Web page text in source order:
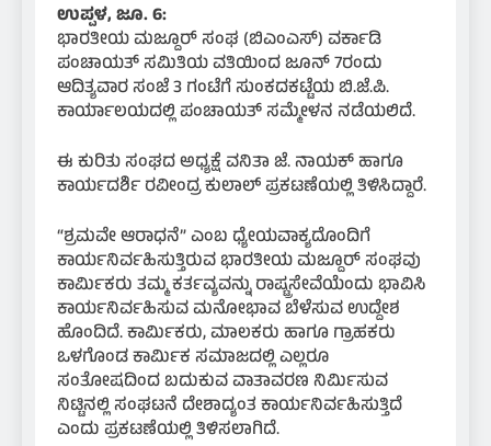
ಉಪ್ಪಳ, ಜೂ. 6:
ಭಾರತೀಯ ಮಜ್ದೂರ್ ಸಂಘ (ಬಿಎಂಎಸ್) ವರ್ಕಾಡಿ
ಪಂಚಾಯತ್ ಸಮಿತಿಯ ವತಿಯಿಂದ ಜೂನ್ 7ರಂದು
ಆದಿತ್ಯವಾರ ಸಂಜೆ 3 ಗಂಟೆಗೆ ಸುಂಕದಕಟ್ಟೆಯ ಬಿ.ಜೆ.ಪಿ.
ಕಾರ್ಯಾಲಯದಲ್ಲಿ ಪಂಚಾಯತ್ ಸಮ್ಮೇಳನ ನಡೆಯಲಿದೆ.
ಈ ಕುರಿತು ಸಂಘದ ಅಧ್ಯಕ್ಷೆ ವನಿತಾ ಜೆ. ನಾಯಕ್ ಹಾಗೂ
ಕಾರ್ಯದರ್ಶಿ ರವೀಂದ್ರ ಕುಲಾಲ್ ಪ್ರಕಟಣೆಯಲ್ಲಿ ತಿಳಿಸಿದ್ದಾರೆ.
“ಶ್ರಮವೇ ಆರಾಧನೆ” ಎಂಬ ಧ್ಯೇಯವಾಕ್ಯದೊಂದಿಗೆ
ಕಾರ್ಯನಿರ್ವಹಿಸುತ್ತಿರುವ ಭಾರತೀಯ ಮಜ್ದೂರ್ ಸಂಘವು
ಕಾರ್ಮಿಕರು ತಮ್ಮ ಕರ್ತವ್ಯವನ್ನು ರಾಷ್ಟ್ರಸೇವೆಯೆಂದು ಭಾವಿಸಿ
ಕಾರ್ಯನಿರ್ವಹಿಸುವ ಮನೋಭಾವ ಬೆಳೆಸುವ ಉದ್ದೇಶ
ಹೊಂದಿದೆ. ಕಾರ್ಮಿಕರು, ಮಾಲಕರು ಹಾಗೂ ಗ್ರಾಹಕರು
ಒಳಗೊಂಡ ಕಾರ್ಮಿಕ ಸಮಾಜದಲ್ಲಿ ಎಲ್ಲರೂ
ಸಂತೋಷದಿಂದ ಬದುಕುವ ವಾತಾವರಣ ನಿರ್ಮಿಸುವ
ನಿಟ್ಟಿನಲ್ಲಿ ಸಂಘಟನೆ ದೇಶಾದ್ಯಂತ ಕಾರ್ಯನಿರ್ವಹಿಸುತ್ತಿದೆ
ಎಂದು ಪ್ರಕಟಣೆಯಲ್ಲಿ ತಿಳಿಸಲಾಗಿದೆ.